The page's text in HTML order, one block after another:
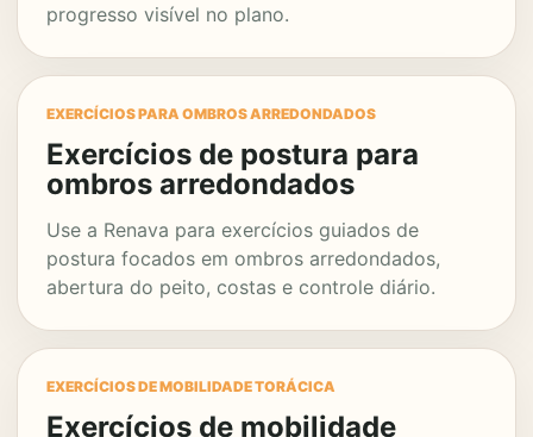
progresso visível no plano.
EXERCÍCIOS PARA OMBROS ARREDONDADOS
Exercícios de postura para
ombros arredondados
Use a Renava para exercícios guiados de
postura focados em ombros arredondados,
abertura do peito, costas e controle diário.
EXERCÍCIOS DE MOBILIDADE TORÁCICA
Exercícios de mobilidade